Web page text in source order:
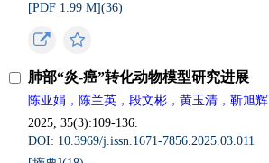
[PDF 1.99 M](36)
肺部“炎-癌”转化动物模型研究进展
陈亚娟，陈兰英，段文彬，黄玉清，靳旭辉
2025, 35(3):109-136.
DOI: 10.3969/j.issn.1671-7856.2025.03.011